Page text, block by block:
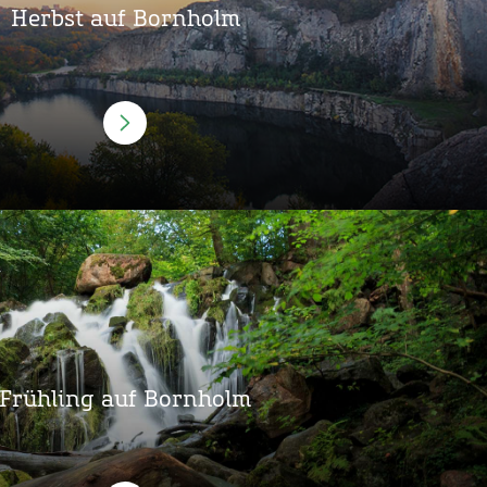
Herbst auf Bornholm
Frühling auf Bornholm